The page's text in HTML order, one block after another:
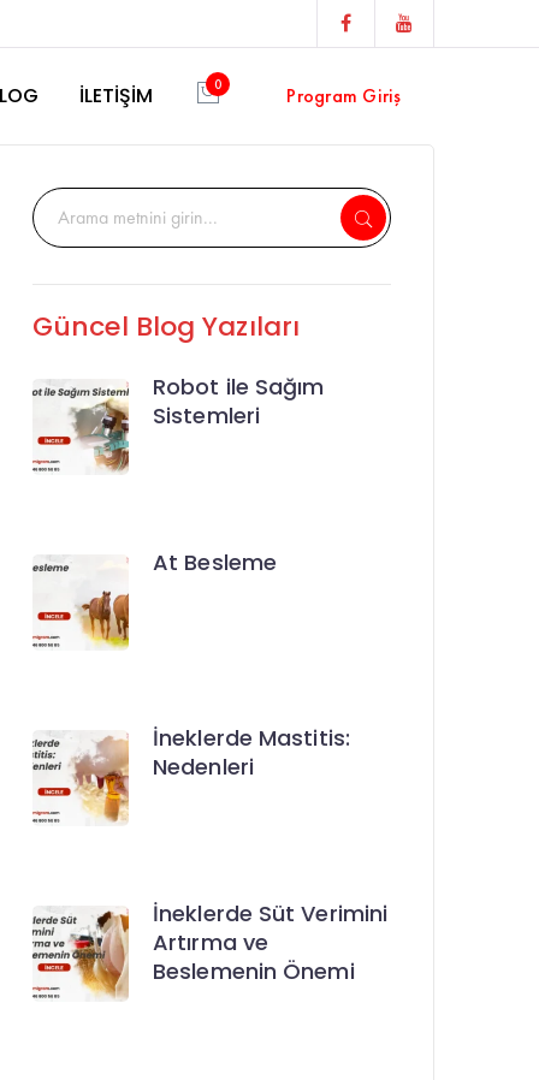
Facebook
Program Giriş
0
İLETİŞİM
Güncel Blog Yazıları
Robot ile Sağım
Sistemleri
At Besleme
İneklerde Mastitis:
Nedenleri
İneklerde Süt Verimini
Artırma ve
Beslemenin Önemi